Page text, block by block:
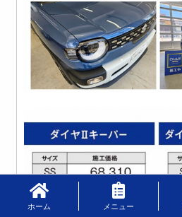
ホーム メニュー